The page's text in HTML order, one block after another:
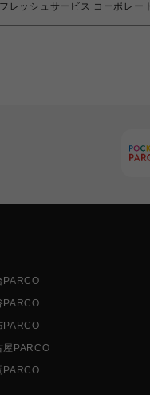
ッシュサービス コーポレー
PARCO
PARCO
PARCO
屋PARCO
PARCO